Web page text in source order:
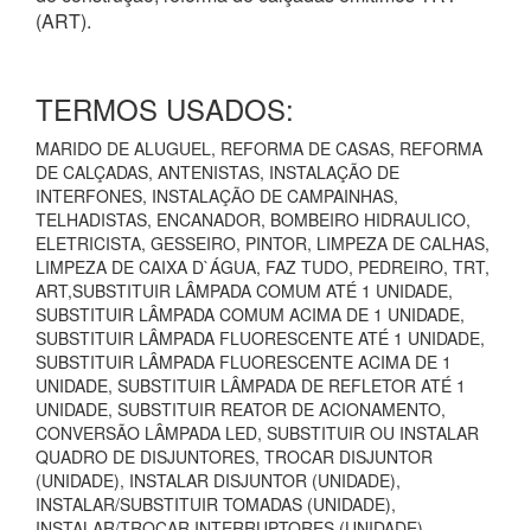
(ART).
TERMOS USADOS:
MARIDO DE ALUGUEL, REFORMA DE CASAS, REFORMA
DE CALÇADAS, ANTENISTAS, INSTALAÇÃO DE
INTERFONES, INSTALAÇÃO DE CAMPAINHAS,
TELHADISTAS, ENCANADOR, BOMBEIRO HIDRAULICO,
ELETRICISTA, GESSEIRO, PINTOR, LIMPEZA DE CALHAS,
LIMPEZA DE CAIXA D`ÁGUA, FAZ TUDO, PEDREIRO, TRT,
ART,SUBSTITUIR LÂMPADA COMUM ATÉ 1 UNIDADE,
SUBSTITUIR LÂMPADA COMUM ACIMA DE 1 UNIDADE,
SUBSTITUIR LÂMPADA FLUORESCENTE ATÉ 1 UNIDADE,
SUBSTITUIR LÂMPADA FLUORESCENTE ACIMA DE 1
UNIDADE, SUBSTITUIR LÂMPADA DE REFLETOR ATÉ 1
UNIDADE, SUBSTITUIR REATOR DE ACIONAMENTO,
CONVERSÃO LÂMPADA LED, SUBSTITUIR OU INSTALAR
QUADRO DE DISJUNTORES, TROCAR DISJUNTOR
(UNIDADE), INSTALAR DISJUNTOR (UNIDADE),
INSTALAR/SUBSTITUIR TOMADAS (UNIDADE),